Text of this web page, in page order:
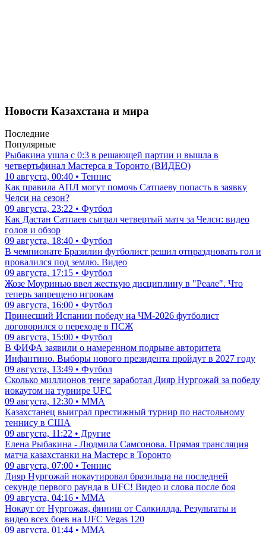
Новости Казахстана и мира
Последние
Популярные
Рыбакина ушла с 0:3 в решающей партии и вышла в
четвертьфинал Мастерса в Торонто (ВИДЕО)
10 августа, 00:40 • Теннис
Как правила АПЛ могут помочь Сатпаеву попасть в заявку
Челси на сезон?
09 августа, 23:22 • Футбол
Как Дастан Сатпаев сыграл четвертый матч за Челси: видео
голов и обзор
09 августа, 18:40 • Футбол
В чемпионате Бразилии футболист решил отпраздновать гол и
провалился под землю. Видео
09 августа, 17:15 • Футбол
Жозе Моуринью ввел жесткую дисциплину в "Реале". Что
теперь запрещено игрокам
09 августа, 16:00 • Футбол
Принесший Испании победу на ЧМ-2026 футболист
договорился о переходе в ПСЖ
09 августа, 15:00 • Футбол
В ФИФА заявили о намеренном подрыве авторитета
Инфантино. Выборы нового президента пройдут в 2027 году
09 августа, 13:49 • Футбол
Сколько миллионов тенге заработал Дияр Нургожай за победу
нокаутом на турнире UFC
09 августа, 12:30 • ММА
Казахстанец выиграл престижный турнир по настольному
теннису в США
09 августа, 11:22 • Другие
Елена Рыбакина - Людмила Самсонова. Прямая трансляция
матча казахстанки на Мастерс в Торонто
09 августа, 07:00 • Теннис
Дияр Нургожай нокаутировал бразильца на последней
секунде первого раунда в UFC! Видео и слова после боя
09 августа, 04:16 • ММА
Нокаут от Нургожая, финиш от Салкиллда. Результаты и
видео всех боев на UFC Vegas 120
09 августа, 01:44 • ММА